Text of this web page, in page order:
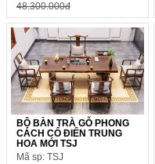
48.300.000đ
BỘ BÀN TRÀ GỖ PHONG
CÁCH CỔ ĐIỂN TRUNG
HOA MỚI TSJ
Mã sp: TSJ